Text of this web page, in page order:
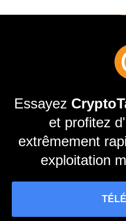
Essayez
et profitez
extrêmement
exploitation